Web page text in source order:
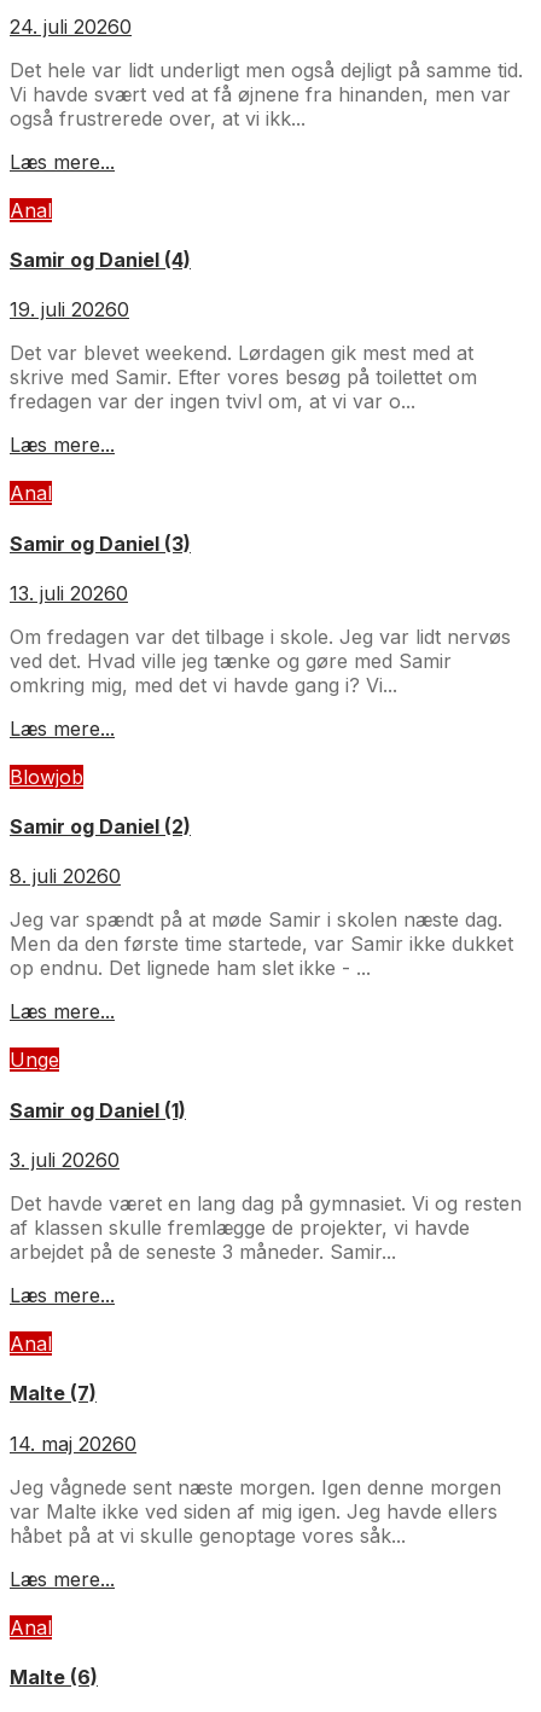
24. juli 20260
Det hele var lidt underligt men også dejligt på samme tid.
Vi havde svært ved at få øjnene fra hinanden, men var
også frustrerede over, at vi ikk...
Læs mere...
Anal
Samir og Daniel (4)
19. juli 20260
Det var blevet weekend. Lørdagen gik mest med at
skrive med Samir. Efter vores besøg på toilettet om
fredagen var der ingen tvivl om, at vi var o...
Læs mere...
Anal
Samir og Daniel (3)
13. juli 20260
Om fredagen var det tilbage i skole. Jeg var lidt nervøs
ved det. Hvad ville jeg tænke og gøre med Samir
omkring mig, med det vi havde gang i? Vi...
Læs mere...
Blowjob
Samir og Daniel (2)
8. juli 20260
Jeg var spændt på at møde Samir i skolen næste dag.
Men da den første time startede, var Samir ikke dukket
op endnu. Det lignede ham slet ikke - ...
Læs mere...
Unge
Samir og Daniel (1)
3. juli 20260
Det havde været en lang dag på gymnasiet. Vi og resten
af klassen skulle fremlægge de projekter, vi havde
arbejdet på de seneste 3 måneder. Samir...
Læs mere...
Anal
Malte (7)
14. maj 20260
Jeg vågnede sent næste morgen. Igen denne morgen
var Malte ikke ved siden af mig igen. Jeg havde ellers
håbet på at vi skulle genoptage vores såk...
Læs mere...
Anal
Malte (6)